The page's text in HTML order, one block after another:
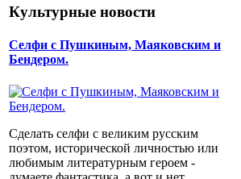
Культурные новости
Селфи с Пушкиным, Маяковским и
Бендером.
Сделать селфи с великим русским
поэтом, исторической личностью или
любимым литературным героем -